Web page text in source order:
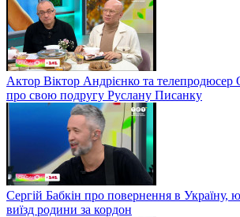
Актор Віктор Андрієнко та телепродюсер
про свою подругу Руслану Писанку
Сергій Бабкін про повернення в Україну,
виїзд родини за кордон